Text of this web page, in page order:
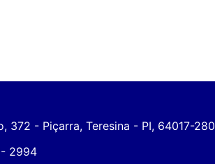
372 - Piçarra, Teresina - PI, 64017-280
2994